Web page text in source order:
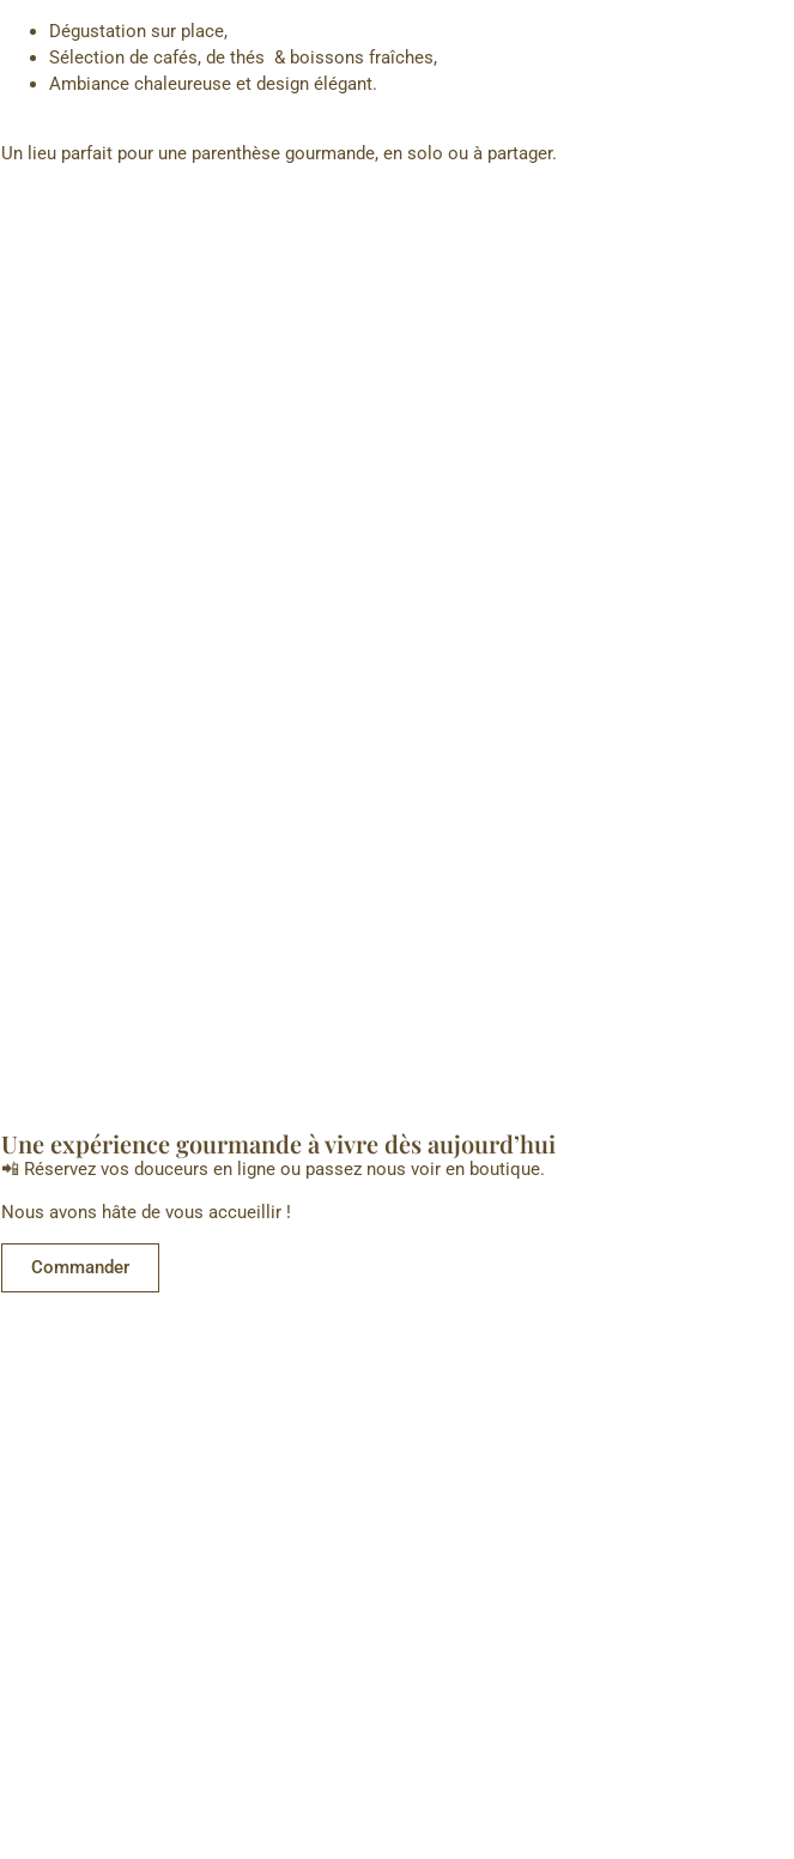
Dégustation sur place,
Sélection de cafés, de thés & boissons fraîches,
Ambiance chaleureuse et design élégant.
Un lieu parfait pour une parenthèse gourmande, en solo ou à partager.
Une expérience gourmande à vivre dès aujourd’hui
📲 Réservez vos douceurs en ligne ou passez nous voir en boutique.
Nous avons hâte de vous accueillir !
Commander